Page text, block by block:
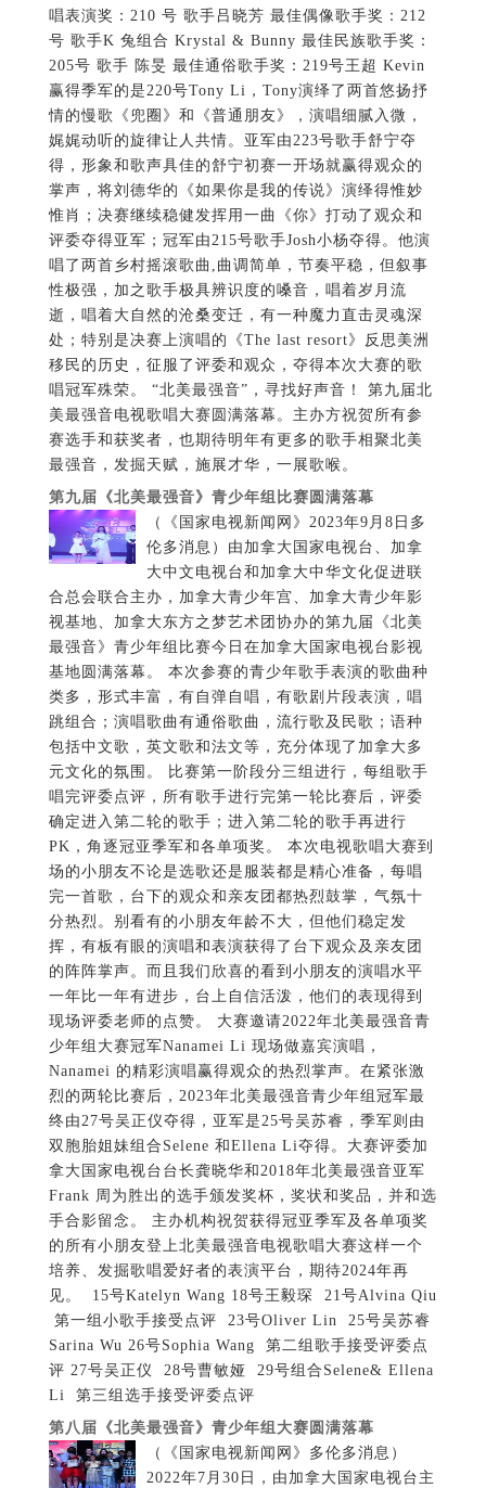
唱表演奖：210 号 歌手吕晓芳 最佳偶像歌手奖：212
号 歌手K 兔组合 Krystal & Bunny 最佳民族歌手奖：
205号 歌手 陈旻 最佳通俗歌手奖：219号王超 Kevin
赢得季军的是220号Tony Li，Tony演绎了两首悠扬抒
情的慢歌《兜圈》和《普通朋友》，演唱细腻入微，
娓娓动听的旋律让人共情。亚军由223号歌手舒宁夺
得，形象和歌声具佳的舒宁初赛一开场就赢得观众的
掌声，将刘德华的《如果你是我的传说》演绎得惟妙
惟肖；决赛继续稳健发挥用一曲《你》打动了观众和
评委夺得亚军；冠军由215号歌手Josh小杨夺得。他演
唱了两首乡村摇滚歌曲,曲调简单，节奏平稳，但叙事
性极强，加之歌手极具辨识度的嗓音，唱着岁月流
逝，唱着大自然的沧桑变迁，有一种魔力直击灵魂深
处；特别是决赛上演唱的《The last resort》反思美洲
移民的历史，征服了评委和观众，夺得本次大赛的歌
唱冠军殊荣。 “北美最强音”，寻找好声音！ 第九届北
美最强音电视歌唱大赛圆满落幕。主办方祝贺所有参
赛选手和获奖者，也期待明年有更多的歌手相聚北美
最强音，发掘天赋，施展才华，一展歌喉。
第九届《北美最强音》青少年组比赛圆满落幕
（《国家电视新闻网》2023年9月8日多
伦多消息）由加拿大国家电视台、加拿
大中文电视台和加拿大中华文化促进联
合总会联合主办，加拿大青少年宫、加拿大青少年影
视基地、加拿大东方之梦艺术团协办的第九届《北美
最强音》青少年组比赛今日在加拿大国家电视台影视
基地圆满落幕。 本次参赛的青少年歌手表演的歌曲种
类多，形式丰富，有自弹自唱，有歌剧片段表演，唱
跳组合；演唱歌曲有通俗歌曲，流行歌及民歌；语种
包括中文歌，英文歌和法文等，充分体现了加拿大多
元文化的氛围。 比赛第一阶段分三组进行，每组歌手
唱完评委点评，所有歌手进行完第一轮比赛后，评委
确定进入第二轮的歌手；进入第二轮的歌手再进行
PK，角逐冠亚季军和各单项奖。 本次电视歌唱大赛到
场的小朋友不论是选歌还是服装都是精心准备，每唱
完一首歌，台下的观众和亲友团都热烈鼓掌，气氛十
分热烈。别看有的小朋友年龄不大，但他们稳定发
挥，有板有眼的演唱和表演获得了台下观众及亲友团
的阵阵掌声。而且我们欣喜的看到小朋友的演唱水平
一年比一年有进步，台上自信活泼，他们的表现得到
现场评委老师的点赞。 大赛邀请2022年北美最强音青
少年组大赛冠军Nanamei Li 现场做嘉宾演唱，
Nanamei 的精彩演唱赢得观众的热烈掌声。在紧张激
烈的两轮比赛后，2023年北美最强音青少年组冠军最
终由27号吴正仪夺得，亚军是25号吴苏睿，季军则由
双胞胎姐妹组合Selene 和Ellena Li夺得。大赛评委加
拿大国家电视台台长龚晓华和2018年北美最强音亚军
Frank 周为胜出的选手颁发奖杯，奖状和奖品，并和选
手合影留念。 主办机构祝贺获得冠亚季军及各单项奖
的所有小朋友登上北美最强音电视歌唱大赛这样一个
培养、发掘歌唱爱好者的表演平台，期待2024年再
见。 15号Katelyn Wang 18号王毅琛 21号Alvina Qiu
第一组小歌手接受点评 23号Oliver Lin 25号吴苏睿
Sarina Wu 26号Sophia Wang 第二组歌手接受评委点
评 27号吴正仪 28号曹敏娅 29号组合Selene& Ellena
Li 第三组选手接受评委点评
第八届《北美最强音》青少年组大赛圆满落幕
（《国家电视新闻网》多伦多消息）
2022年7月30日，由加拿大国家电视台主